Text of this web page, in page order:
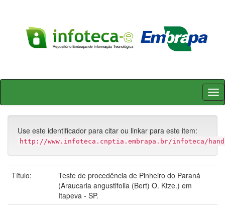
Skip
Use este identificador para citar ou linkar para este item:
http://www.infoteca.cnptia.embrapa.br/infoteca/
Título:
Teste de procedência de Pinheiro do Paraná
(Araucaria angustifolia (Bert) O. Ktze.) em
Itapeva - SP.